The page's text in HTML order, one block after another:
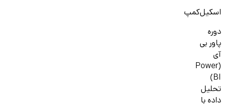
اسکیل‌کمپ
دوره
پاور بی
آی
(Power
BI)
تحلیل
داده با